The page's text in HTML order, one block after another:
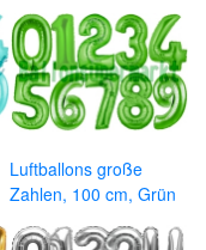
Luftballons große
Zahlen, 100 cm, Grün